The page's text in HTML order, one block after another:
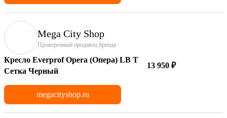
Mega City Shop
Проверенный продавец бренда
Кресло Everprof Opera (Опера) LB T
Сетка Черный
13 950 ₽
megacityshop.ru